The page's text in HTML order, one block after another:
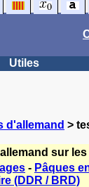
Utiles
d'allemand >
sur les
- Pâques
(DDR / BRD)